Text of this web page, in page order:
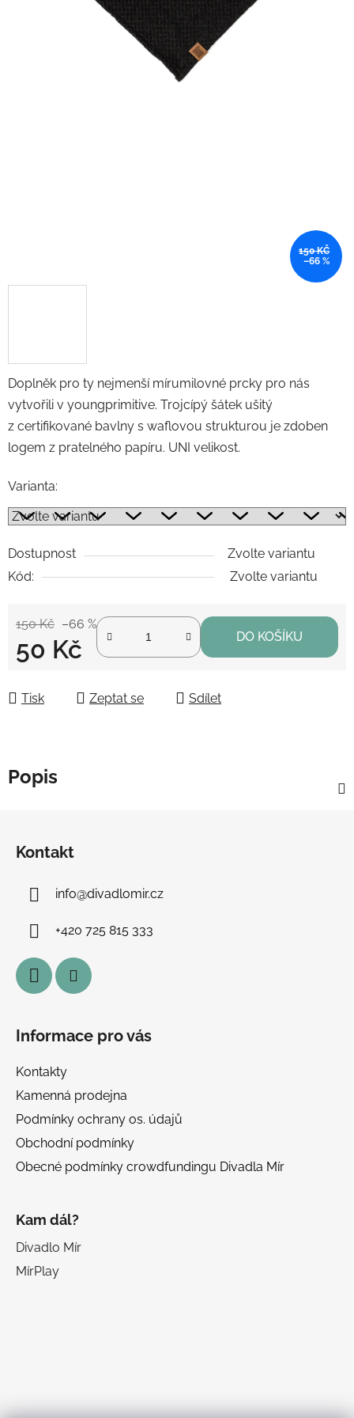
Doplněk pro ty nejmenší mírumilovné prcky pro nás
vytvořili v youngprimitive. Trojcípý šátek ušitý
z certifikované bavlny s waflovou strukturou je zdoben
logem z pratelného papíru. UNI velikost.
Varianta:
Dostupnost
Zvolte variantu
Kód:
Zvolte variantu
150 Kč –66 %
50 Kč DO KOŠÍKU
Tisk Zeptat se Sdílet
150 KČ
–66 %
Popis
Kontakt
info@divadlomir.cz
+420 725 815 333
Informace pro vás
Kontakty
Kamenná prodejna
Podmínky ochrany os. údajů
Obchodní podmínky
Obecné podmínky crowdfundingu Divadla Mír
Kam dál?
Divadlo Mír
MírPlay